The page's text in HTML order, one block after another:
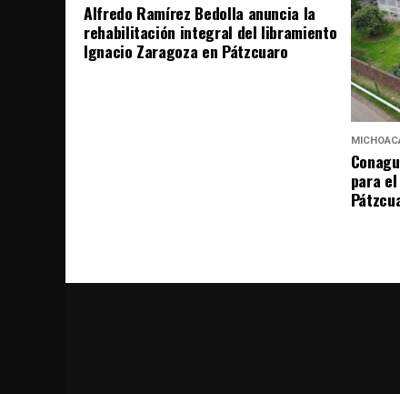
Alfredo Ramírez Bedolla anuncia la
rehabilitación integral del libramiento
Ignacio Zaragoza en Pátzcuaro
para